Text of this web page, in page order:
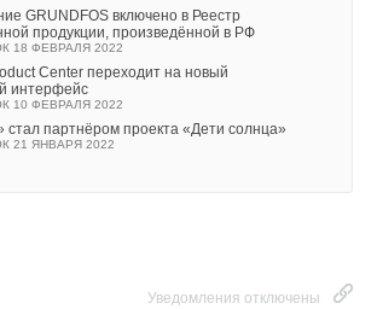
GRUNDFOS включено в Реестр
продукции, произведённой в РФ
18 ФЕВРАЛЯ 2022
Center переходит на новый
интерфейс
10 ФЕВРАЛЯ 2022
стал партнёром проекта «Дети солнца»
21 ЯНВАРЯ 2022
Уведомления отключены
дымовых газов testo 300 —
прибор для настройки систем
2021
настенных газовых котлов. Создание
2020